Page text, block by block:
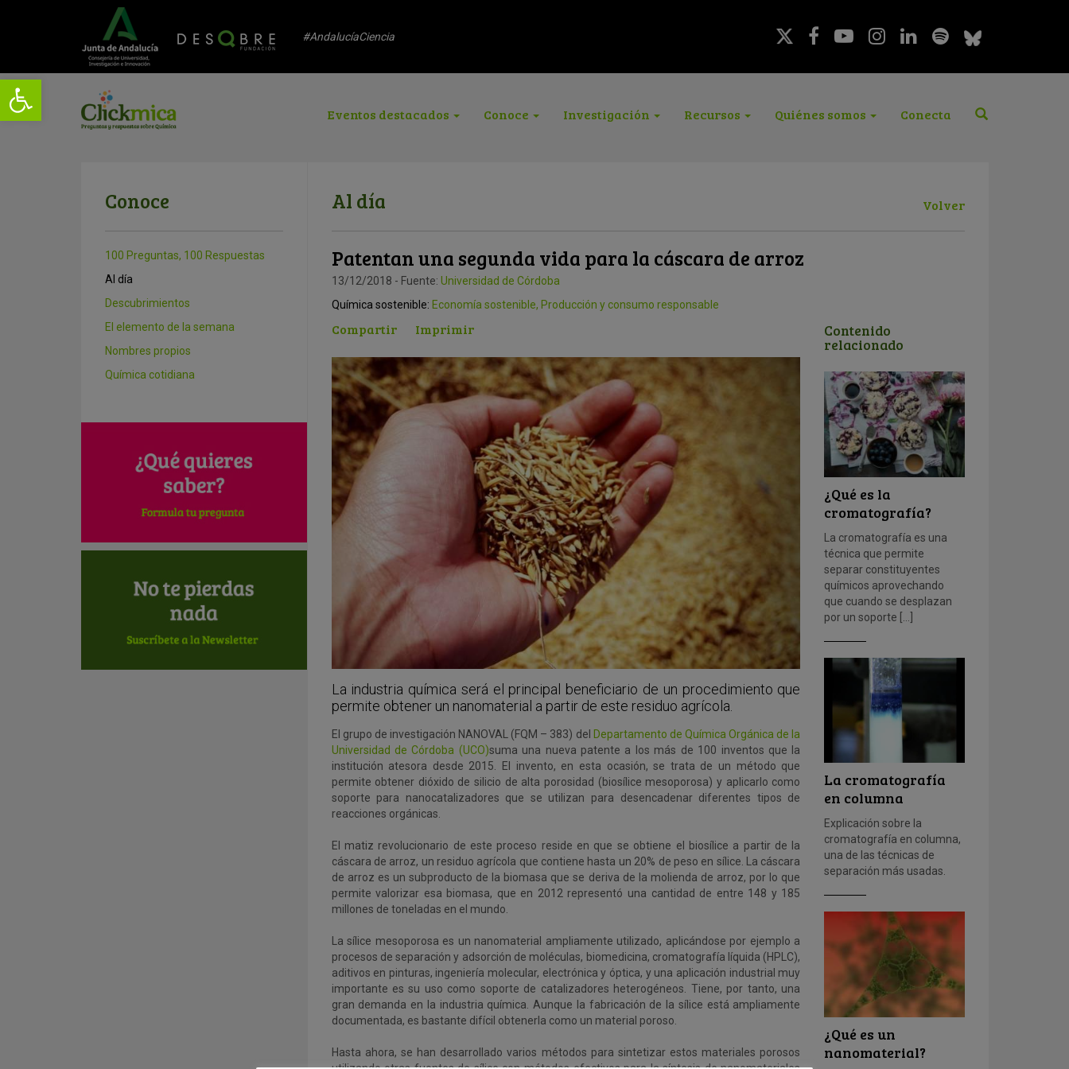
#AndalucíaCiencia
Eventos destacados Conoce Investigación Recursos Quiénes somos Conecta
Conoce
100 Preguntas, 100 Respuestas
Al día
Descubrimientos
El elemento de la semana
Nombres propios
Química cotidiana
Al día Volver
Patentan una segunda vida para la cáscara de arroz
13/12/2018 - Fuente: Universidad de Córdoba
Química sostenible: Economía sostenible, Producción y consumo responsable
Compartir Imprimir
La industria química será el principal beneficiario de un procedimiento que
permite obtener un nanomaterial a partir de este residuo agrícola.
El grupo de investigación NANOVAL (FQM – 383) del Departamento de Química Orgánica de la
Universidad de Córdoba (UCO)suma una nueva patente a los más de 100 inventos que la
institución atesora desde 2015. El invento, en esta ocasión, se trata de un método que
permite obtener dióxido de silicio de alta porosidad (biosílice mesoporosa) y aplicarlo como
soporte para nanocatalizadores que se utilizan para desencadenar diferentes tipos de
reacciones orgánicas.
El matiz revolucionario de este proceso reside en que se obtiene el biosílice a partir de la
cáscara de arroz, un residuo agrícola que contiene hasta un 20% de peso en sílice. La cáscara
de arroz es un subproducto de la biomasa que se deriva de la molienda de arroz, por lo que
permite valorizar esa biomasa, que en 2012 representó una cantidad de entre 148 y 185
millones de toneladas en el mundo.
La sílice mesoporosa es un nanomaterial ampliamente utilizado, aplicándose por ejemplo a
procesos de separación y adsorción de moléculas, biomedicina, cromatografía líquida (HPLC),
aditivos en pinturas, ingeniería molecular, electrónica y óptica, y una aplicación industrial muy
importante es su uso como soporte de catalizadores heterogéneos. Tiene, por tanto, una
gran demanda en la industria química. Aunque la fabricación de la sílice está ampliamente
documentada, es bastante difícil obtenerla como un material poroso.
Hasta ahora, se han desarrollado varios métodos para sintetizar estos materiales porosos
Contenido
relacionado
¿Qué es la
cromatografía?
La cromatografía es una
técnica que permite
separar constituyentes
químicos aprovechando
que cuando se desplazan
por un soporte […]
La cromatografía
en columna
Explicación sobre la
cromatografía en columna,
una de las técnicas de
separación más usadas.
¿Qué es un
nanomaterial?